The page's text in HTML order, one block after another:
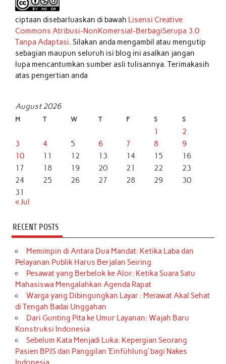
ciptaan disebarluaskan di bawah Lisensi Creative
Commons Atribusi-NonKomersial-BerbagiSerupa 3.0
Tanpa Adaptasi. Silakan anda mengambil atau mengutip
sebagian maupun seluruh isi blog ini asalkan jangan
lupa mencantumkan sumber asli tulisannya. Terimakasih
atas pengertian anda
August 2026
M T W T F S S
1
2
3
4 5 6 7 8
9
10
11 12 13 14 15
16
17
18 19 20 21 22
23
24
25 26 27 28 29
30
31
« Jul
RECENT POSTS
Memimpin di Antara Dua Mandat: Ketika Laba dan
Pelayanan Publik Harus Berjalan Seiring
Pesawat yang Berbelok ke Alor: Ketika Suara Satu
Mahasiswa Mengalahkan Agenda Rapat
Warga yang Dibingungkan Layar : Merawat Akal Sehat
di Tengah Badai Unggahan
Dari Gunting Pita ke Umur Layanan: Wajah Baru
Konstruksi Indonesia
Sebelum Kata Menjadi Luka: Kepergian Seorang
Pasien BPJS dan Panggilan ‘Einfühlung’ bagi Nakes